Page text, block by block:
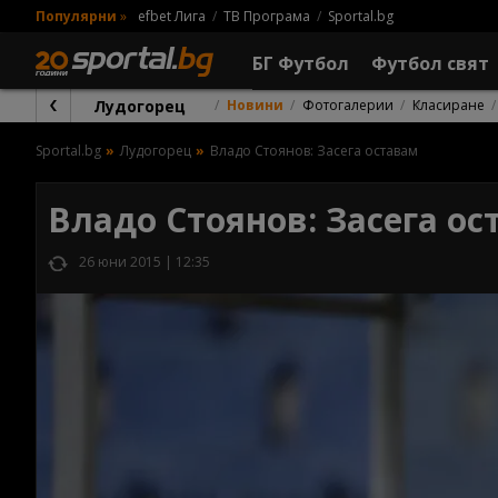
Популярни » efbet Лига ТВ Програма Sportal.bg
БГ Футбол Футбол свят
Лудогорец Новини Фотогалерии Класиране
Sportal.bg Лудогорец Владо Стоянов: Засега оставам
Владо Стоянов: Засега
26 юни 2015 | 12:35